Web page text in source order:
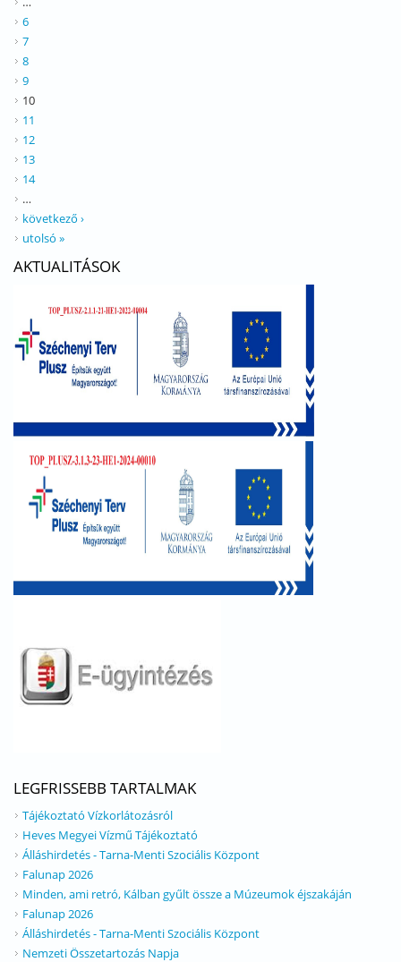
6
7
8
9
10
11
12
13
14
…
következő ›
utolsó »
AKTUALITÁSOK
LEGFRISSEBB TARTALMAK
Tájékoztató Vízkorlátozásról
Heves Megyei Vízmű Tájékoztató
Álláshirdetés - Tarna-Menti Szociális Központ
Falunap 2026
Minden, ami retró, Kálban gyűlt össze a Múzeumok éjszakáján
Falunap 2026
Álláshirdetés - Tarna-Menti Szociális Központ
Nemzeti Összetartozás Napja